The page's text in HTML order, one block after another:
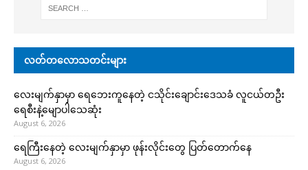
လတ်တလောသတင်းများ
လေးမျက်နှာမှာ ရေဘေးကူနေတဲ့ ငသိုင်းချောင်းဒေသခံ လူငယ်တဦး
ရေစီးနဲ့မျောပါသေဆုံး
August 6, 2026
ရေကြီးနေတဲ့ လေးမျက်နှာမှာ ဖုန်းလိုင်းတွေ ပြတ်တောက်နေ
August 6, 2026